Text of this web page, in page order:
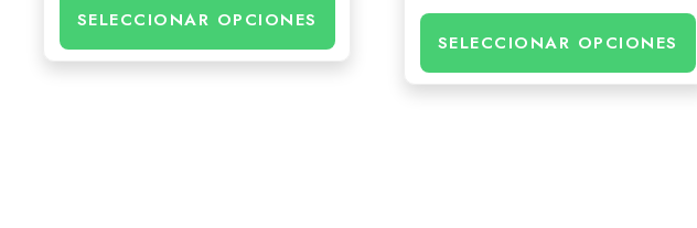
SELECCIONAR OPCIONES
SELECCIONAR OPCIONES